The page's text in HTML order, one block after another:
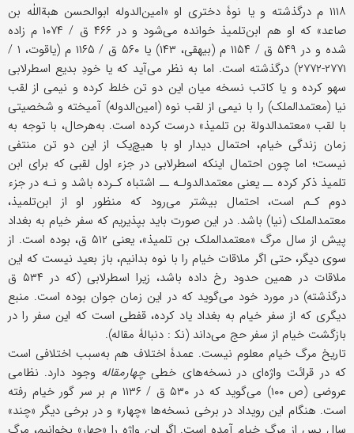
۱۱۱۸ م درگذشته و یا نوۀ دختری او «امین‌الدوله ابوالحسن هبة‌اللٰه بن
صاعد» که او هم ابن‌تلمیذ خوانده می‌شود و در ۴۶۶ ق / ۱۰۷۴ م زاده
شده و در ۵۴۹ ق / ۱۱۵۴ م (بیهقی، ۱۴۳) یا ۵۶۰ ق / ۱۱۶۵ م (یاقوت، ۱ /
۲۷۷۱-۲۷۷۲) درگذشته است. اما به نظر می‌آید که یا خودِ بدیع اسطرلابی
سهو کرده و یا کاتب نسخه میان این دو تن خلط کرده و نیمی از لقب
نیا (معتمدالملک) را با نیمی از لقب نوه (امین‌الدوله) آمیخته و شخصیتی
با لقب «معتمدالدولة بن تلمیذ» درست کرده است. به‌هرحال، با توجه به
زمان زندگی خیام، احتمال دیدار او با هیچ‌یک از این دو تن منتفی
نیست؛ اما چون احتمال اینکه اسطرلابی در جزء اول لقبی که برای ابن
تلمیذ ذکر کرده ــ یعنی معتمدالدولـه ــ اشتباه کـرده باشد و نـه در جزء
دوم کـم است، احتمال بیشتر می‌رود که منظور او از ابن‌تلمیذ،
معتمدالملک (نیا) باشد. در این صورت باید بپذیریم که سفر خیام به بغداد
پیش از سال مرگ «معتمدالملک بن تلمیذ»، یعنی ۵۱۲ ق، بوده است. از
سوی دیگر، حتى اگر ملاقات خیام را با نوه بدانیم، باز بعید نیست که این
ملاقات در همین حدود رخ داده باشد، زیرا اسطرلابی (که در ۵۳۴ ق
درگذشته) در مورد خود می‌گوید که در این زمان جوان بوده است. منبع
دیگری که از سفر خیام به بغداد یاد کرده، قفطی است که این سفر را در
بازگشت خیام از سفر حج می‌داند (نک‍ : دنبالۀ مقاله).
تاریخ مرگ خیام معلوم نیست. عمدۀ اختلاف هم به‌سبب اختلافی است
که در قرائت واژه‌ای در نسخه‌های خطیچهارمقاله وجود دارد. نظامی
عروضی (ص ۱۰۰) می‌گوید که در ۵۳۰ ق / ۱۱۳۶ م بر سر گور خیام رفته
است. هنگام این رویداد در برخی نسخه‌ها «چهار» و در برخی دیگر «چند»